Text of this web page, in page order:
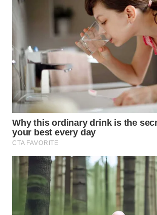
WN
SUMEDANG
WN
CIANJUR
WN
KEPULAUAN
SERIBU
WN
TANGERANG